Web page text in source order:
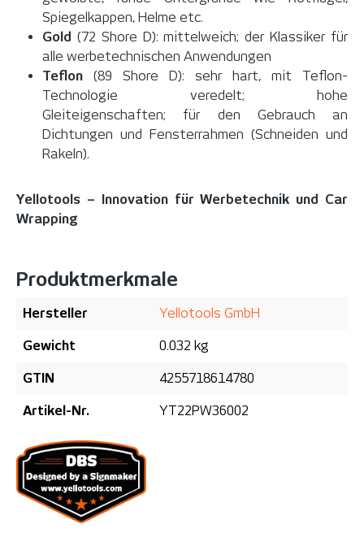
Spiegelkappen, Helme etc.
Gold (72 Shore D): mittelweich; der Klassiker für
alle werbetechnischen Anwendungen
Teflon (89 Shore D): sehr hart, mit Teflon-
Technologie veredelt; hohe
Gleiteigenschaften; für den Gebrauch an
Dichtungen und Fensterrahmen (Schneiden und
Rakeln).
Yellotools – Innovation für Werbetechnik und Car
Wrapping
Produktmerkmale
Hersteller Yellotools GmbH
Gewicht 0.032 kg
GTIN 4255718614780
Artikel-Nr. YT22PW36002